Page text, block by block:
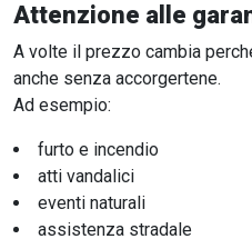
Attenzione alle
A volte il prezzo cambia
anche senza accorgertene.
Ad esempio:
furto e incendio
atti vandalici
eventi naturali
assistenza stradale